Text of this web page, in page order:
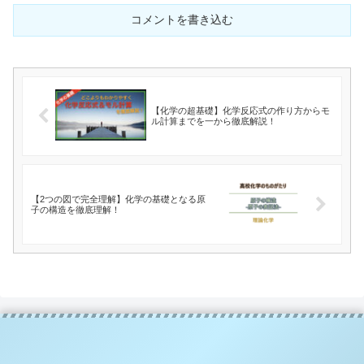
コメントを書き込む
【化学の超基礎】化学反応式の作り方からモ
ル計算までを一から徹底解説！
【2つの図で完全理解】化学の基礎となる原
子の構造を徹底理解！